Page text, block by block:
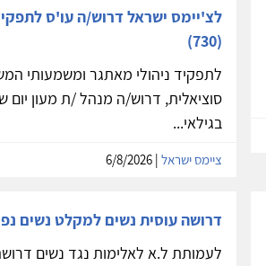
לצ'יימס ישראל דרוש/ה עו'ס לתפקיד
(730)
לתפקיד ניהולי מאתגר ומשמעותי
סוציאלית, דרוש/ה מנהל /ת מעון יום
בגילאי...
ציימס ישראל | 6/8/2026
דרושה עוסית נשים למקלט נשים
לעמותת ל.א לאלימות נגד נשים